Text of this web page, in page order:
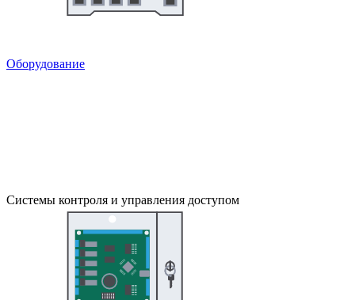
Оборудование
Системы контроля и управления доступом